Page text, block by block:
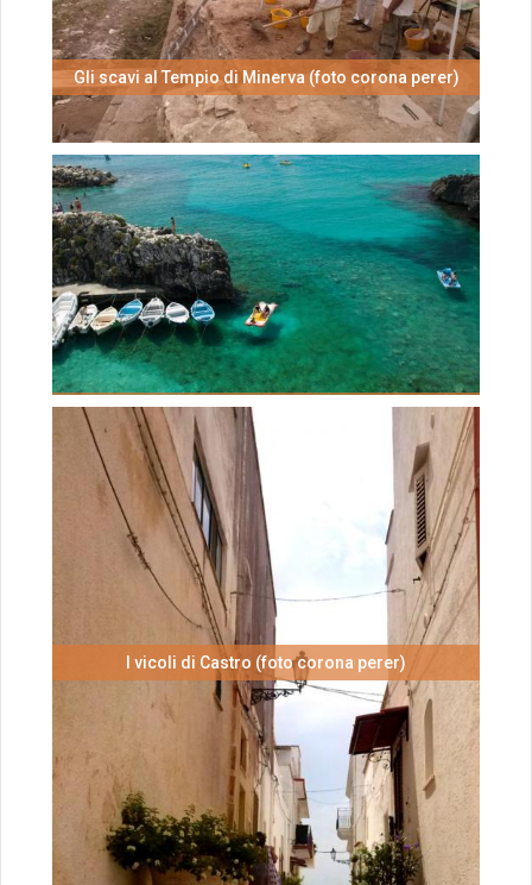
Gli scavi al Tempio di Minerva (foto corona perer)
Gli scogli e le acque smeraldine di Castro
I vicoli di Castro (foto corona perer)